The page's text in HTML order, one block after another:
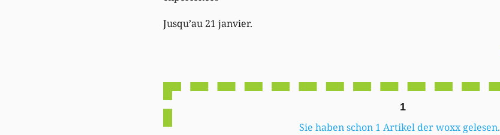
Jusqu’au 21 janvier.
1
Sie haben schon 1 Artikel der woxx gelesen.